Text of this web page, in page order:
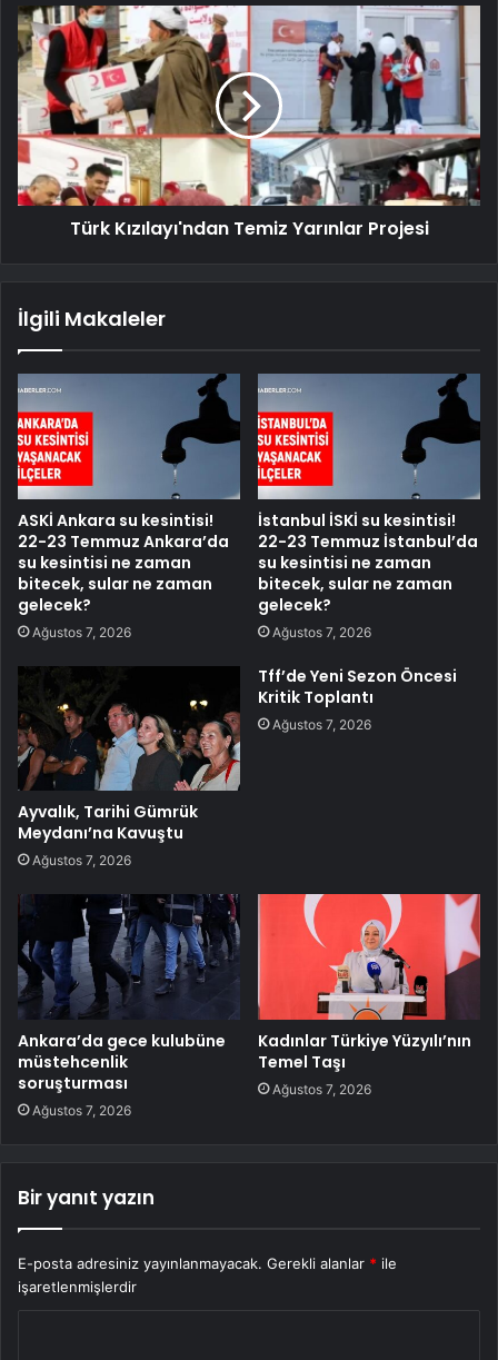
Türk Kızılayı'ndan Temiz Yarınlar Projesi
İlgili Makaleler
ASKİ Ankara su kesintisi!
22-23 Temmuz Ankara’da
su kesintisi ne zaman
bitecek, sular ne zaman
gelecek?
Ağustos 7, 2026
İstanbul İSKİ su kesintisi!
22-23 Temmuz İstanbul’da
su kesintisi ne zaman
bitecek, sular ne zaman
gelecek?
Ağustos 7, 2026
Ayvalık, Tarihi Gümrük
Meydanı’na Kavuştu
Ağustos 7, 2026
Tff’de Yeni Sezon Öncesi
Kritik Toplantı
Ağustos 7, 2026
Ankara’da gece kulubüne
müstehcenlik
soruşturması
Ağustos 7, 2026
Kadınlar Türkiye Yüzyılı’nın
Temel Taşı
Ağustos 7, 2026
Bir yanıt yazın
E-posta adresiniz yayınlanmayacak. Gerekli alanlar * ile
işaretlenmişlerdir